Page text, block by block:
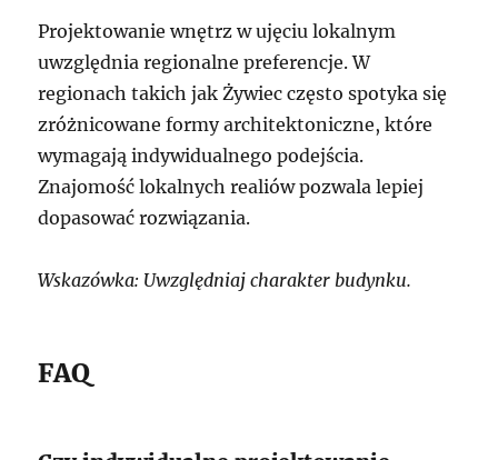
Projektowanie wnętrz w ujęciu lokalnym
uwzględnia regionalne preferencje. W
regionach takich jak Żywiec często spotyka się
zróżnicowane formy architektoniczne, które
wymagają indywidualnego podejścia.
Znajomość lokalnych realiów pozwala lepiej
dopasować rozwiązania.
Wskazówka: Uwzględniaj charakter budynku.
FAQ